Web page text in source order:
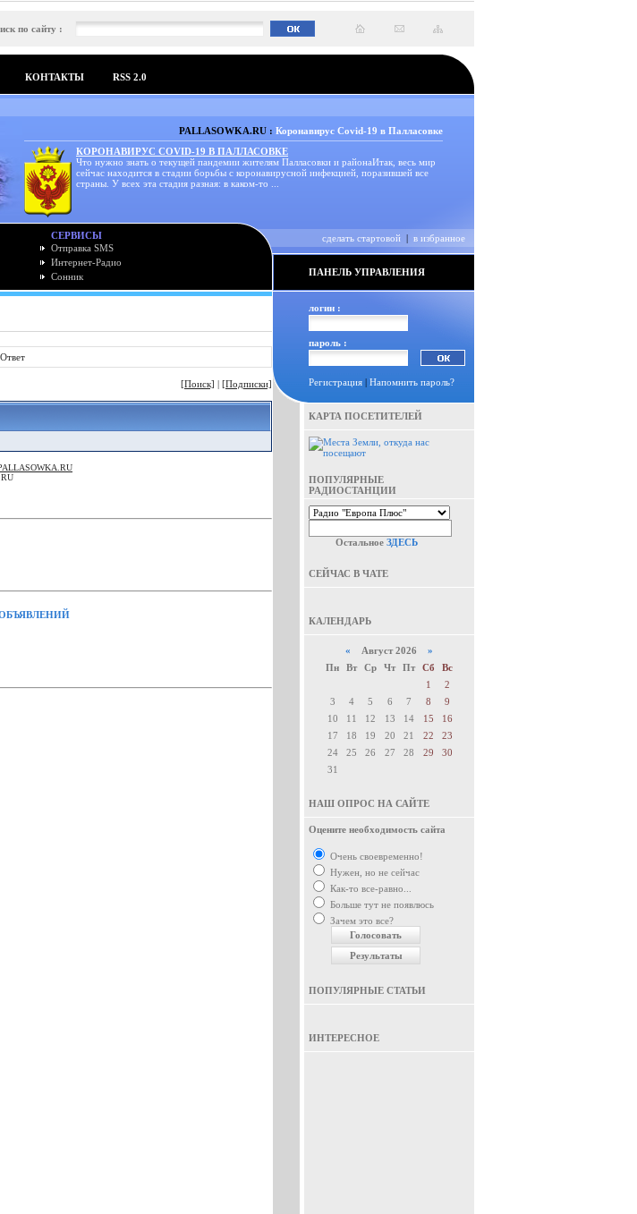
по сайту :
КОНТАКТЫ RSS 2.0
PALLASOWKA.RU : Коронавирус Covid-19 в Палласовке
КОРОНАВИРУС COVID-19 В ПАЛЛАСОВКЕ
Что нужно знать о текущей пандемии жителям Палласовки и районаИтак, весь мир
сейчас находится в стадии борьбы с коронавирусной инфекцией, поразившей все
страны. У всех эта стадия разная: в каком-то ...
СЕРВИСЫ
Отправка SMS
Интернет-Радио
Сонник
сделать стартовой | в избранное
ПАНЕЛЬ УПРАВЛЕНИЯ
[Поиск] | [Подписки]
логин :
пароль :
Регистрация | Напомнить пароль?
КАРТА ПОСЕТИТЕЛЕЙ
ПОПУЛЯРНЫЕ
РАДИОСТАНЦИИ
Остальное ЗДЕСЬ
СЕЙЧАС В ЧАТЕ
КАЛЕНДАРЬ
« Август 2026 »
Пн
Вт Ср Чт Пт Сб
Вс
1
2
3
4 5 6 7 8
9
10
11 12 13 14 15
16
17
18 19 20 21 22
23
24
25 26 27 28 29
30
31
НАШ ОПРОС НА САЙТЕ
Оцените необходимость сайта
Очень своевременно!
Нужен, но не сейчас
Как-то все-равно...
Больше тут не появлюсь
Зачем это все?
ПОПУЛЯРНЫЕ СТАТЬИ
ИНТЕРЕСНОЕ